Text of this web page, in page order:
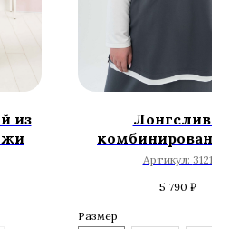
из
Лонгслив с
рукавами
Артикул: 3121
5 790 ₽
Размер